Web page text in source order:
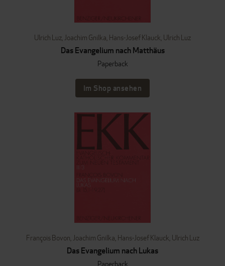
Ulrich Luz, Joachim Gnilka, Hans-Josef Klauck, Ulrich Luz
Das Evangelium nach Matthäus
Paperback
Im Shop ansehen
François Bovon, Joachim Gnilka, Hans-Josef Klauck, Ulrich Luz
Das Evangelium nach Lukas
Paperback